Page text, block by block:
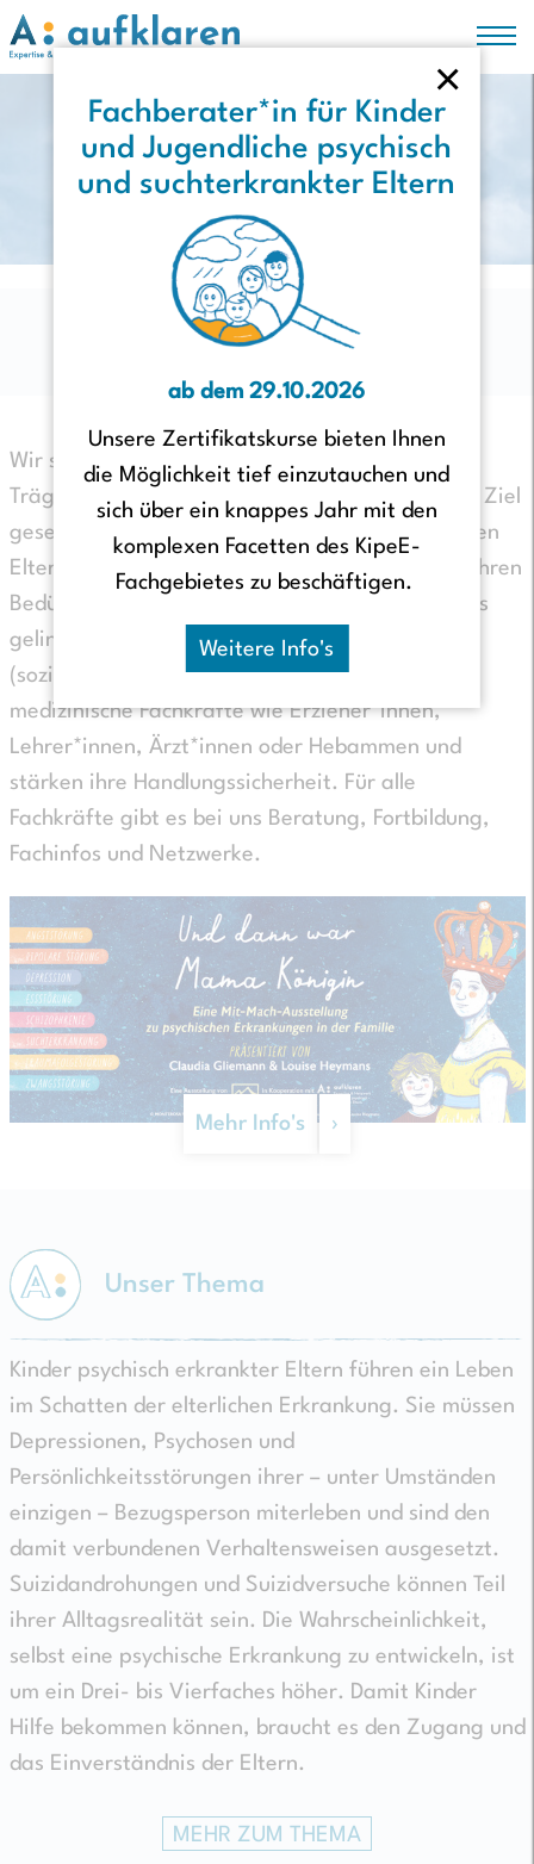
Moin Hamburg!
Herzlich Willkommen bei A:
Wir sind ein Hamburger Projekt unter der
Trägerschaft des PARITÄTISCHEN, das sich zum Ziel
gesetzt hat, dass Kinder von psychisch erkrankten
Eltern in unserer Gesellschaft gesehen und mit ihren
Bedürfnissen wahrgenommen werden. Damit das
gelingt, sensibilisiert und vernetzt A: aufklaren
(sozial-) pädagogische, therapeutische und
medizinische Fachkräfte wie Erzieher*innen,
Lehrer*innen, Ärzt*innen oder Hebammen und
stärken ihre Handlungssicherheit. Für alle
Fachkräfte gibt es bei uns Beratung, Fortbildung,
Fachinfos und Netzwerke.
Zu Instagram
Mehr Info's ›
Schreiben Sie uns ›
Zertifikatskurs KipsE ›
Zum Jahresprogramm ›
A: aufklarens Zukunft ›
Unser Thema
Kinder psychisch erkrankter Eltern führen ein Leben
im Schatten der elterlichen Erkrankung. Sie müssen
Depressionen, Psychosen und
Persönlichkeitsstörungen ihrer – unter Umständen
einzigen – Bezugsperson miterleben und sind den
damit verbundenen Verhaltensweisen ausgesetzt.
Suizidandrohungen und Suizidversuche können Teil
ihrer Alltagsrealität sein. Die Wahrscheinlichkeit,
selbst eine psychische Erkrankung zu entwickeln, ist
um ein Drei- bis Vierfaches höher. Damit Kinder
Hilfe bekommen können, braucht es den Zugang und
das Einverständnis der Eltern.
MEHR ZUM THEMA
×
Fachberater*in für Kinder
und Jugendliche psychisch
und suchterkrankter Eltern
ab dem 29.10.2026
Unsere Zertifikatskurse bieten Ihnen
die Möglichkeit tief einzutauchen und
sich über ein knappes Jahr mit den
komplexen Facetten des KipeE-
Fachgebietes zu beschäftigen.
Weitere Info's